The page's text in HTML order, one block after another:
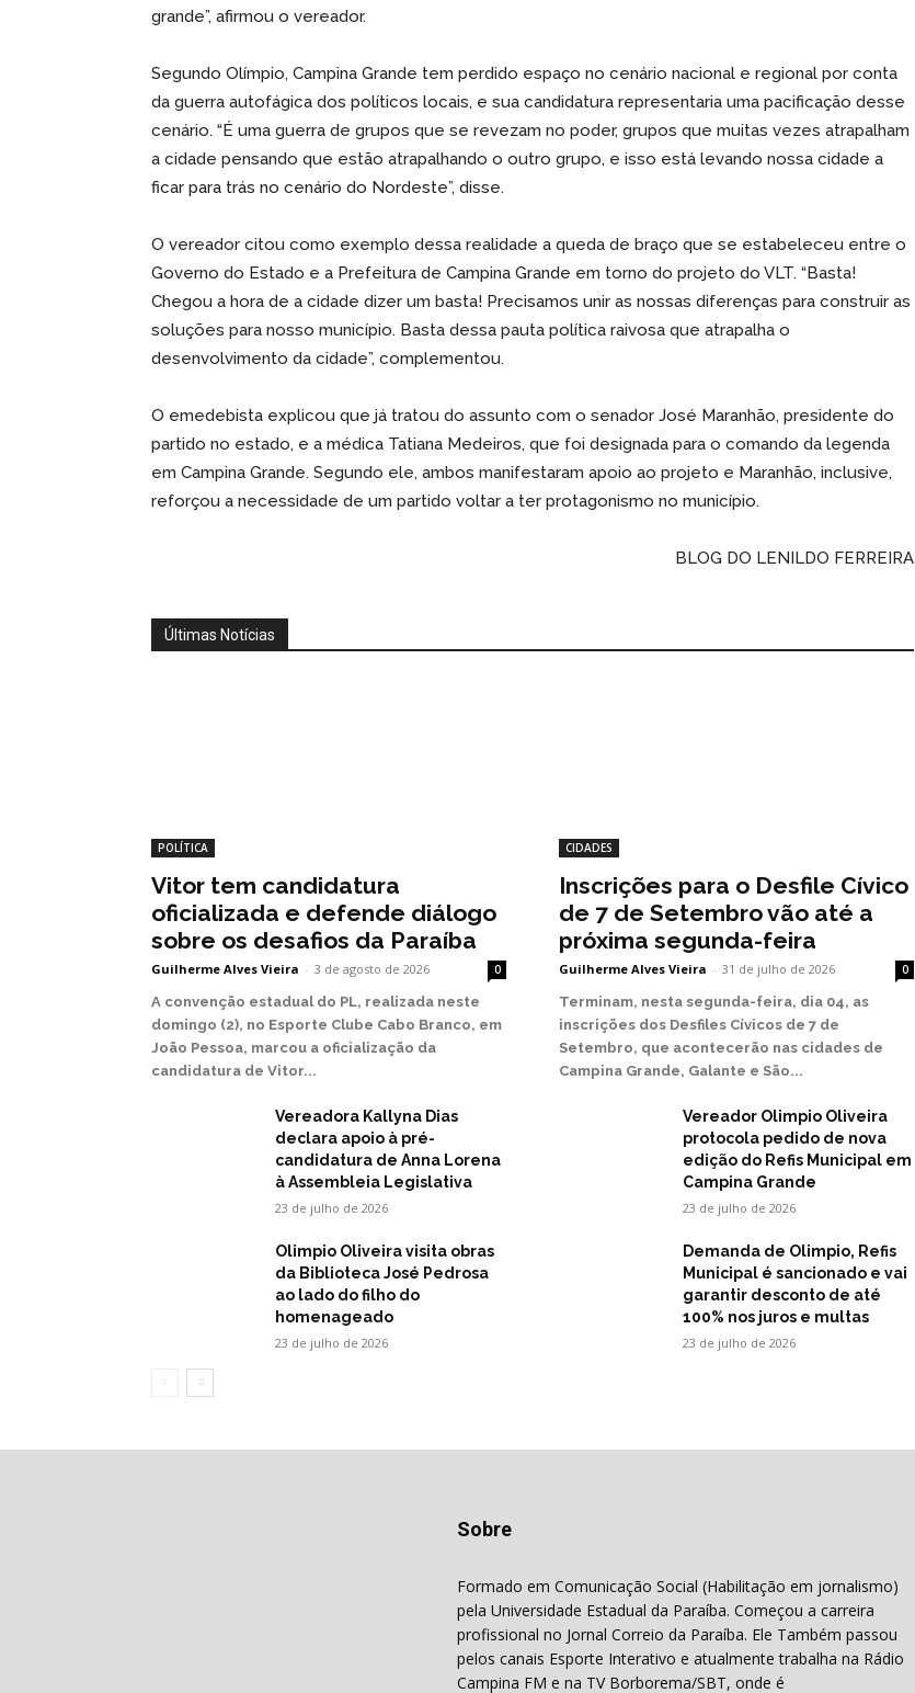
grande”, afirmou o vereador.
Segundo Olímpio, Campina Grande tem perdido espaço no cenário nacional e regional por conta
da guerra autofágica dos políticos locais, e sua candidatura representaria uma pacificação desse
cenário. “É uma guerra de grupos que se revezam no poder, grupos que muitas vezes atrapalham
a cidade pensando que estão atrapalhando o outro grupo, e isso está levando nossa cidade a
ficar para trás no cenário do Nordeste”, disse.
O vereador citou como exemplo dessa realidade a queda de braço que se estabeleceu entre o
Governo do Estado e a Prefeitura de Campina Grande em torno do projeto do VLT. “Basta!
Chegou a hora de a cidade dizer um basta! Precisamos unir as nossas diferenças para construir as
soluções para nosso município. Basta dessa pauta política raivosa que atrapalha o
desenvolvimento da cidade”, complementou.
O emedebista explicou que já tratou do assunto com o senador José Maranhão, presidente do
partido no estado, e a médica Tatiana Medeiros, que foi designada para o comando da legenda
em Campina Grande. Segundo ele, ambos manifestaram apoio ao projeto e Maranhão, inclusive,
reforçou a necessidade de um partido voltar a ter protagonismo no município.
BLOG DO LENILDO FERREIRA
Últimas Notícias
POLÍTICA
Vitor tem candidatura
oficializada e defende diálogo
sobre os desafios da Paraíba
Guilherme Alves Vieira - 3 de agosto de 2026 0
A convenção estadual do PL, realizada neste
domingo (2), no Esporte Clube Cabo Branco, em
João Pessoa, marcou a oficialização da
candidatura de Vitor...
CIDADES
Inscrições para o Desfile Cívico
de 7 de Setembro vão até a
próxima segunda-feira
Guilherme Alves Vieira - 31 de julho de 2026 0
Terminam, nesta segunda-feira, dia 04, as
inscrições dos Desfiles Cívicos de 7 de
Setembro, que acontecerão nas cidades de
Campina Grande, Galante e São...
Vereadora Kallyna Dias
declara apoio à pré-
candidatura de Anna Lorena
à Assembleia Legislativa
23 de julho de 2026
Vereador Olimpio Oliveira
protocola pedido de nova
edição do Refis Municipal em
Campina Grande
23 de julho de 2026
Olimpio Oliveira visita obras
da Biblioteca José Pedrosa
ao lado do filho do
homenageado
23 de julho de 2026
Demanda de Olimpio, Refis
Municipal é sancionado e vai
garantir desconto de até
100% nos juros e multas
23 de julho de 2026
Sobre
Formado em Comunicação Social (Habilitação em jornalismo)
pela Universidade Estadual da Paraíba. Começou a carreira
profissional no Jornal Correio da Paraíba. Ele Também passou
pelos canais Esporte Interativo e atualmente trabalha na Rádio
Campina FM e na TV Borborema/SBT, onde é